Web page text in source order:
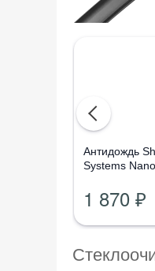
Aнтидождь
Systems
- Набор по
стеклом
1 870 ₽